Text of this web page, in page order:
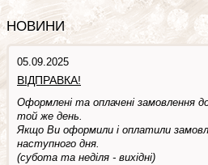
НОВИНИ
05.09.2025
ВІДПРАВКА!
Оформлені та оплачені замовлення
той же день.
Якщо Ви оформили і оплатили
наступного дня.
(субота та недiля - вuхiднi)